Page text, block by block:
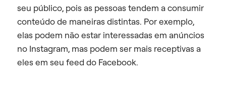
seu público, pois as pessoas tendem a consumir
conteúdo de maneiras distintas. Por exemplo,
elas podem não estar interessadas em anúncios
no Instagram, mas podem ser mais receptivas a
eles em seu feed do Facebook.